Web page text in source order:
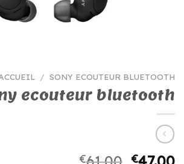
/ SONY ECOUTEUR BLUETOOTH
ecouteur bluetooth
€ €